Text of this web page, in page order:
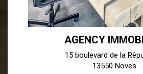
AGENCY
15 boulevard de la
13550 Noves